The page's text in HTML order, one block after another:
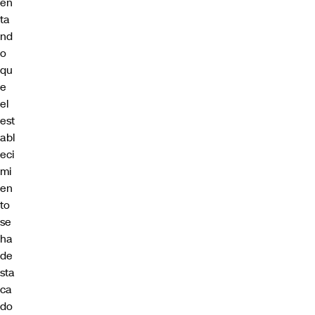
ta
nd
o
qu
e
el
est
abl
eci
mi
en
to
se
ha
de
sta
ca
do